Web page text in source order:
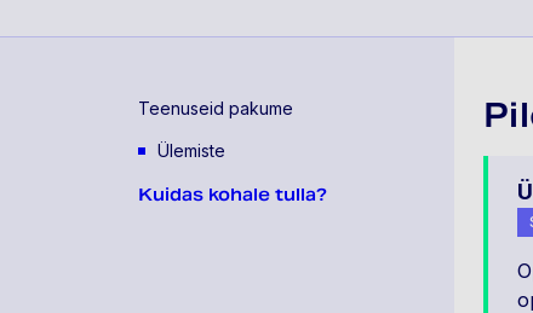
Teenuseid pakume
Ülemiste
Kuidas kohale tulla?